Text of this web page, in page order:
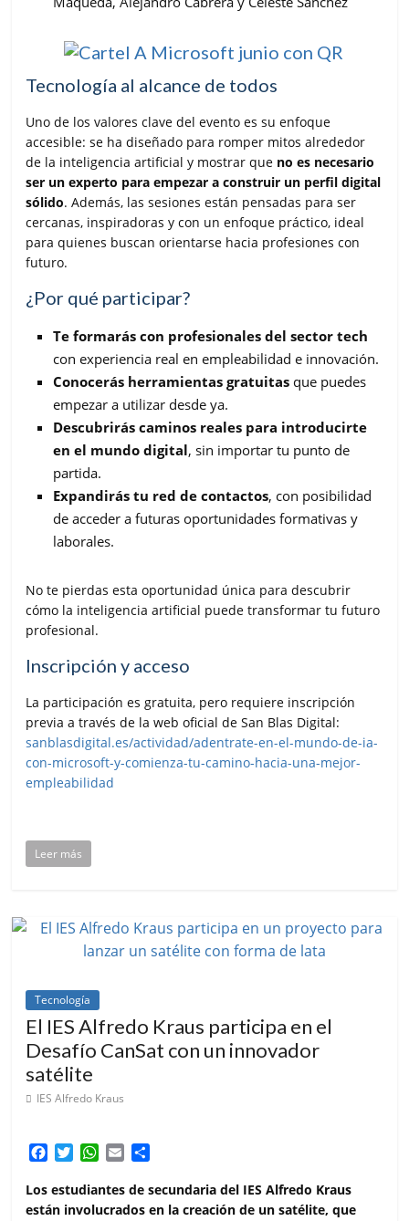
Tecnología al alcance de todos
Uno de los valores clave del evento es su enfoque
accesible: se ha diseñado para romper mitos alrededor
de la inteligencia artificial y mostrar que no es necesario
ser un experto para empezar a construir un perfil digital
sólido. Además, las sesiones están pensadas para ser
cercanas, inspiradoras y con un enfoque práctico, ideal
para quienes buscan orientarse hacia profesiones con
futuro.
¿Por qué participar?
Te formarás con profesionales del sector tech
con experiencia real en empleabilidad e innovación.
Conocerás herramientas gratuitas que puedes
empezar a utilizar desde ya.
Descubrirás caminos reales para introducirte
en el mundo digital, sin importar tu punto de
partida.
Expandirás tu red de contactos, con posibilidad
de acceder a futuras oportunidades formativas y
laborales.
No te pierdas esta oportunidad única para descubrir
cómo la inteligencia artificial puede transformar tu futuro
profesional.
Inscripción y acceso
La participación es gratuita, pero requiere inscripción
previa a través de la web oficial de San Blas Digital:
sanblasdigital.es/actividad/adentrate-en-el-mundo-de-ia-
con-microsoft-y-comienza-tu-camino-hacia-una-mejor-
empleabilidad
Leer más
Tecnología
El IES Alfredo Kraus participa en el
Desafío CanSat con un innovador
satélite
IES Alfredo Kraus
F
c
e
T
i
t
W
a
t
E
a
i
m
p
Los estudiantes de secundaria del IES Alfredo Kraus
están involucrados en la creación de un satélite, que